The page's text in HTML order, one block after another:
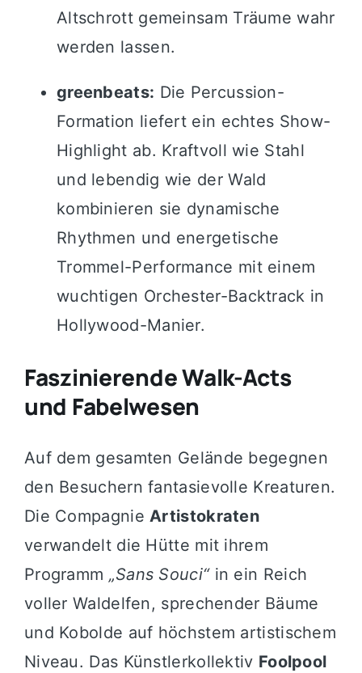
Altschrott gemeinsam Träume wahr
werden lassen.
greenbeats: Die Percussion-
Formation liefert ein echtes Show-
Highlight ab. Kraftvoll wie Stahl
und lebendig wie der Wald
kombinieren sie dynamische
Rhythmen und energetische
Trommel-Performance mit einem
wuchtigen Orchester-Backtrack in
Hollywood-Manier.
Faszinierende Walk-Acts
und Fabelwesen
Auf dem gesamten Gelände begegnen
den Besuchern fantasievolle Kreaturen.
Die CompagnieArtistokraten
verwandelt die Hütte mit ihrem
Programm „Sans Souci“in ein Reich
voller Waldelfen, sprechender Bäume
und Kobolde auf höchstem artistischem
Niveau. Das Künstlerkollektiv Foolpool